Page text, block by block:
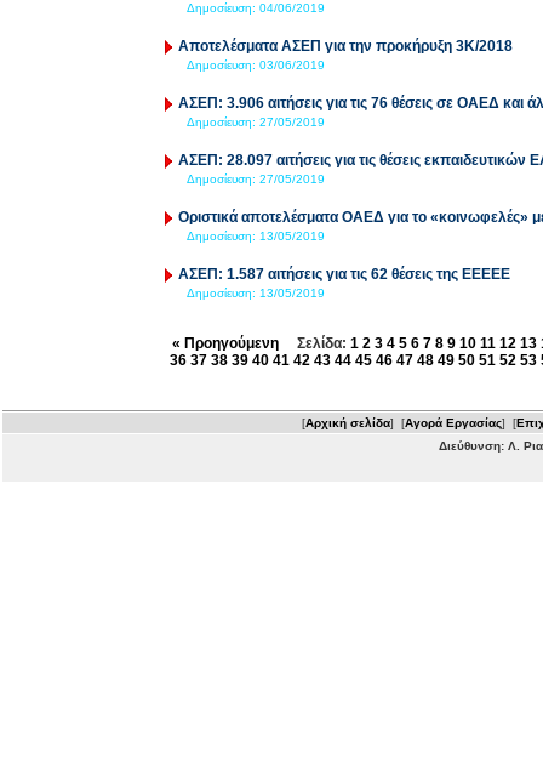
Δημοσίευση: 04/06/2019
Αποτελέσματα ΑΣΕΠ για την προκήρυξη 3Κ/2018
Δημοσίευση: 03/06/2019
ΑΣΕΠ: 3.906 αιτήσεις για τις 76 θέσεις σε ΟΑΕΔ και
Δημοσίευση: 27/05/2019
ΑΣΕΠ: 28.097 αιτήσεις για τις θέσεις εκπαιδευτικών
Δημοσίευση: 27/05/2019
Οριστικά αποτελέσματα ΟΑΕΔ για το «κοινωφελές»
Δημοσίευση: 13/05/2019
ΑΣΕΠ: 1.587 αιτήσεις για τις 62 θέσεις της ΕΕΕΕΕ
Δημοσίευση: 13/05/2019
« ΠροηγούμενηΣελίδα: 1 2 3 4 5 6 7 8 9 10 11 12 13
36 37 38 39 40 41 42 43 44 45 46 47 48 49 50 51 52 53
[Αρχική σελίδα] [Αγορά Εργασίας] [
Διεύθυνση: Λ.